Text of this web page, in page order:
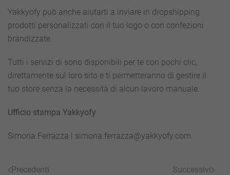
Yakkyofy può anche aiutarti a inviare in dropshipping
prodotti personalizzati con il tuo logo o con confezioni
brandizzate.
Tutti i servizi di sono disponibili per te con pochi clic,
direttamente sul loro sito e ti permetteranno di gestire il
tuo store senza la necessità di alcun lavoro manuale.
Ufficio stampa Yakkyofy
Simona Ferrazza | simona.ferrazza@yakkyofy.com
Precedenti Successivi